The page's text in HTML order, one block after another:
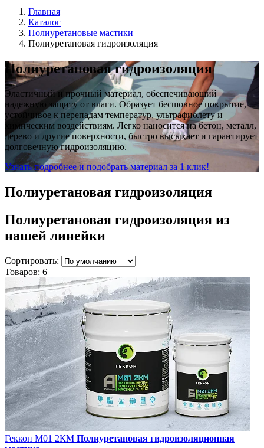
Главная
Каталог
Полиуретановые мастики
Полиуретановая гидроизоляция
Полиуретановая гидроизоляция
Эластичный и прочный материал, обеспечивающий
надежную защиту от влаги. Образует бесшовное покрытие,
устойчивое к перепадам температур, ультрафиолету и
химическим воздействиям. Легко наносится на бетон, металл,
дерево и другие поверхности, быстро высыхает и гарантирует
долговечную гидроизоляцию.
Узнать подробнее и подобрать материал за 1 клик!
Полиуретановая гидроизоляция
Полиуретановая гидроизоляция из
нашей линейки
Сортировать:
Товаров: 6
Геккон М01 2КМ Полиуретановая гидроизоляционная